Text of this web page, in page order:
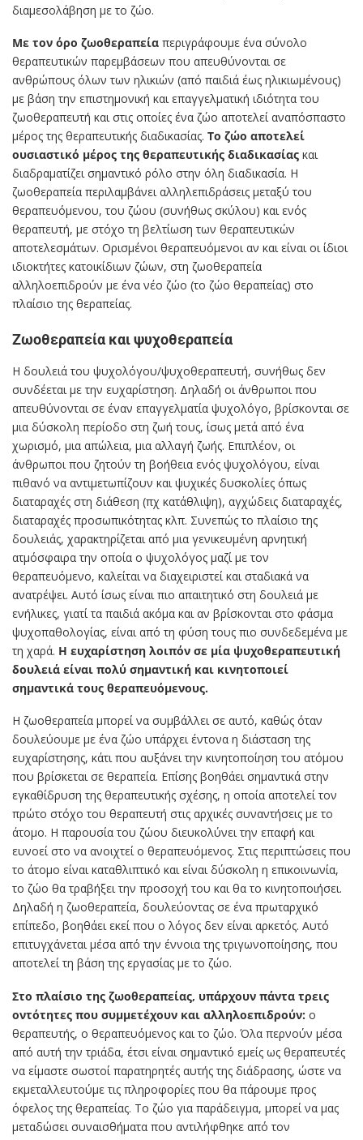
διαμεσολάβηση με το ζώο.
Με τον όρο ζωοθεραπεία περιγράφουμε ένα σύνολο
θεραπευτικών παρεμβάσεων που απευθύνονται σε
ανθρώπους όλων των ηλικιών (από παιδιά έως ηλικιωμένους)
με βάση την επιστημονική και επαγγελματική ιδιότητα του
ζωοθεραπευτή και στις οποίες ένα ζώο αποτελεί αναπόσπαστο
μέρος της θεραπευτικής διαδικασίας. Το ζώο αποτελεί
ουσιαστικό μέρος της θεραπευτικής διαδικασίας και
διαδραματίζει σημαντικό ρόλο στην όλη διαδικασία. Η
ζωοθεραπεία περιλαμβάνει αλληλεπιδράσεις μεταξύ του
θεραπευόμενου, του ζώου (συνήθως σκύλου) και ενός
θεραπευτή, με στόχο τη βελτίωση των θεραπευτικών
αποτελεσμάτων. Ορισμένοι θεραπευόμενοι αν και είναι οι ίδιοι
ιδιοκτήτες κατοικίδιων ζώων, στη ζωοθεραπεία
αλληλοεπιδρούν με ένα νέο ζώο (το ζώο θεραπείας) στο
πλαίσιο της θεραπείας.
Ζωοθεραπεία και ψυχοθεραπεία
Η δουλειά του ψυχολόγου/ψυχοθεραπευτή, συνήθως δεν
συνδέεται με την ευχαρίστηση. Δηλαδή οι άνθρωποι που
απευθύνονται σε έναν επαγγελματία ψυχολόγο, βρίσκονται σε
μια δύσκολη περίοδο στη ζωή τους, ίσως μετά από ένα
χωρισμό, μια απώλεια, μια αλλαγή ζωής. Επιπλέον, οι
άνθρωποι που ζητούν τη βοήθεια ενός ψυχολόγου, είναι
πιθανό να αντιμετωπίζουν και ψυχικές δυσκολίες όπως
διαταραχές στη διάθεση (πχ κατάθλιψη), αγχώδεις διαταραχές,
διαταραχές προσωπικότητας κλπ. Συνεπώς το πλαίσιο της
δουλειάς, χαρακτηρίζεται από μια γενικευμένη αρνητική
ατμόσφαιρα την οποία ο ψυχολόγος μαζί με τον
θεραπευόμενο, καλείται να διαχειριστεί και σταδιακά να
ανατρέψει. Αυτό ίσως είναι πιο απαιτητικό στη δουλειά με
ενήλικες, γιατί τα παιδιά ακόμα και αν βρίσκονται στο φάσμα
ψυχοπαθολογίας, είναι από τη φύση τους πιο συνδεδεμένα με
τη χαρά. Η ευχαρίστηση λοιπόν σε μία ψυχοθεραπευτική
δουλειά είναι πολύ σημαντική και κινητοποιεί
σημαντικά τους θεραπευόμενους.
Η ζωοθεραπεία μπορεί να συμβάλλει σε αυτό, καθώς όταν
δουλεύουμε με ένα ζώο υπάρχει έντονα η διάσταση της
ευχαρίστησης, κάτι που αυξάνει την κινητοποίηση του ατόμου
που βρίσκεται σε θεραπεία. Επίσης βοηθάει σημαντικά στην
εγκαθίδρυση της θεραπευτικής σχέσης, η οποία αποτελεί τον
πρώτο στόχο του θεραπευτή στις αρχικές συναντήσεις με το
άτομο. Η παρουσία του ζώου διευκολύνει την επαφή και
ευνοεί στο να ανοιχτεί ο θεραπευόμενος. Στις περιπτώσεις που
το άτομο είναι καταθλιπτικό και είναι δύσκολη η επικοινωνία,
το ζώο θα τραβήξει την προσοχή του και θα το κινητοποιήσει.
Δηλαδή η ζωοθεραπεία, δουλεύοντας σε ένα πρωταρχικό
επίπεδο, βοηθάει εκεί που ο λόγος δεν είναι αρκετός. Αυτό
επιτυγχάνεται μέσα από την έννοια της τριγωνοποίησης, που
αποτελεί τη βάση της εργασίας με το ζώο.
Στο πλαίσιο της ζωοθεραπείας, υπάρχουν πάντα τρεις
οντότητες που συμμετέχουν και αλληλοεπιδρούν: ο
θεραπευτής, ο θεραπευόμενος και το ζώο. Όλα περνούν μέσα
από αυτή την τριάδα, έτσι είναι σημαντικό εμείς ως θεραπευτές
να είμαστε σωστοί παρατηρητές αυτής της διάδρασης, ώστε να
εκμεταλλευτούμε τις πληροφορίες που θα πάρουμε προς
όφελος της θεραπείας. Το ζώο για παράδειγμα, μπορεί να μας
μεταδώσει συναισθήματα που αντιλήφθηκε από τον